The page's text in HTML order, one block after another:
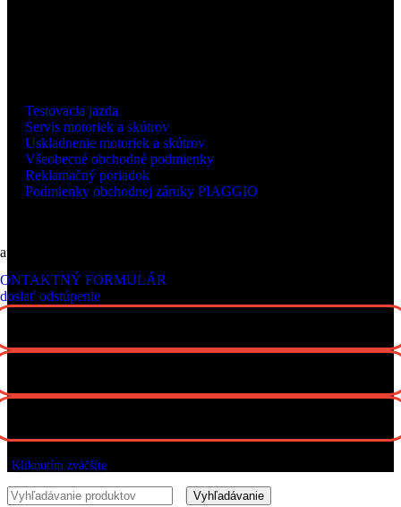
Kliknutím zväčšíte
Testovacia jazda
Servis motoriek a skútrov
Uskladnenie motoriek a skútrov
Všeobecné obchodné podmienky
Reklamačný poriadok
Podmienky obchodnej záruky PIAGGIO
nám
FORMULÁR
odstúpenie
Všetky práva vyhradené Motogroup 2022
Vyhľadávanie